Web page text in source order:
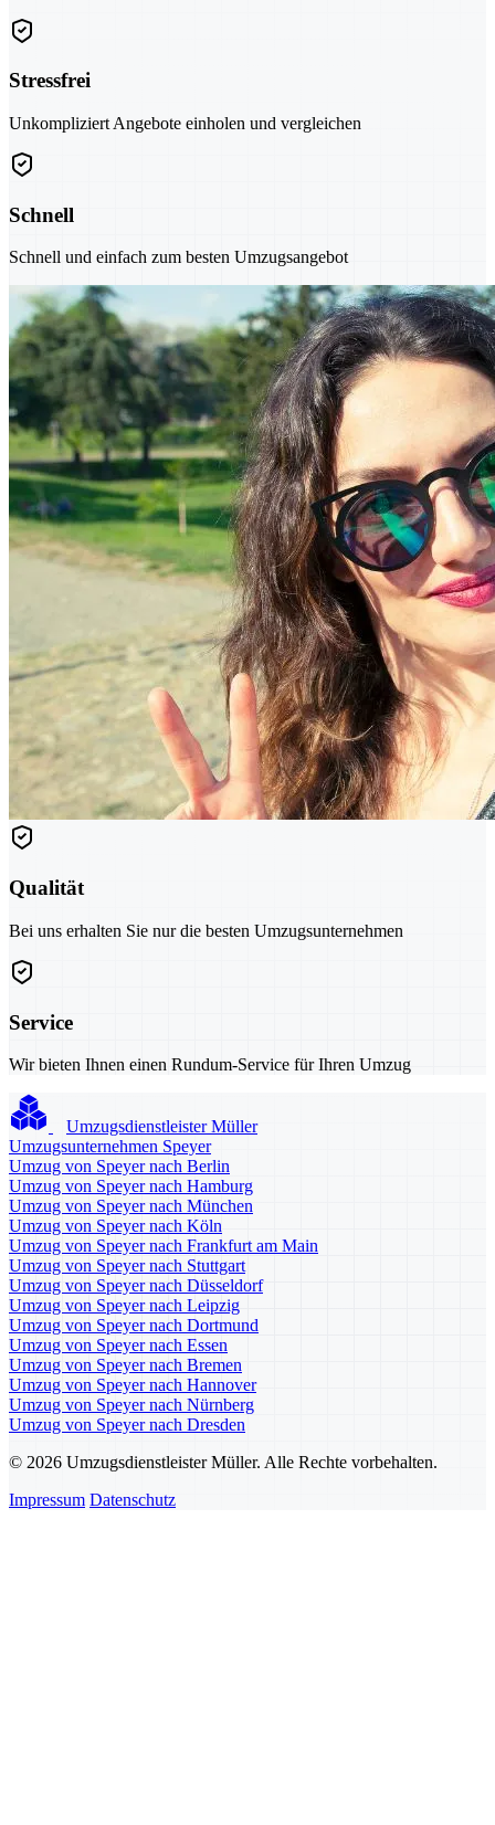
Stressfrei
Unkompliziert Angebote einholen und vergleichen
Schnell
Schnell und einfach zum besten Umzugsangebot
Qualität
Bei uns erhalten Sie nur die besten Umzugsunternehmen
Service
Wir bieten Ihnen einen Rundum-Service für Ihren Umzug
Umzugsdienstleister Müller
Umzugsunternehmen Speyer
Umzug von Speyer nach Berlin
Umzug von Speyer nach Hamburg
Umzug von Speyer nach München
Umzug von Speyer nach Köln
Umzug von Speyer nach Frankfurt am Main
Umzug von Speyer nach Stuttgart
Umzug von Speyer nach Düsseldorf
Umzug von Speyer nach Leipzig
Umzug von Speyer nach Dortmund
Umzug von Speyer nach Essen
Umzug von Speyer nach Bremen
Umzug von Speyer nach Hannover
Umzug von Speyer nach Nürnberg
Umzug von Speyer nach Dresden
© 2026 Umzugsdienstleister Müller. Alle Rechte vorbehalten.
Impressum Datenschutz